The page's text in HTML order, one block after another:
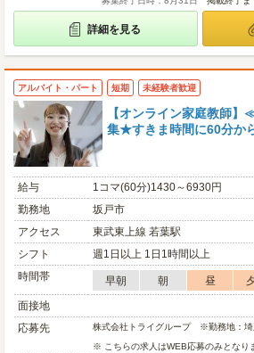
詳細を見る
アルバイト・パート 短期 未経験者歓迎
【オンライン家庭教師
集★すきま時間に60分か
給与
1コマ(60分)1430～6930円
勤務地
坂戸市
アクセス
東武東上線 若葉駅
シフト
週1日以上 1日1時間以上
時間帯
早朝 朝 昼
面接地
応募先
株式会社トライグループ ※勤務地：埼
※ こちらの求人はWEB応募のみとなり